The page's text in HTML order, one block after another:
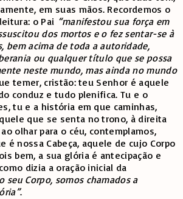
em suas mãos. Recordemos o
o Pai “manifestou sua força em
dos mortos e o fez sentar-se à
bem acima de toda a autoridade,
ou qualquer título que se possa
neste mundo, mas ainda no mundo
temer, cristão: teu Senhor é aquele
conduz e tudo plenifica. Tu e o
tu e a história em que caminhas,
que se senta no trono, à direita
olhar para o céu, contemplamos,
é nossa Cabeça, aquele de cujo Corpo
bem, a sua glória é antecipação e
dizia a oração inicial da
seu Corpo, somos chamados a
.